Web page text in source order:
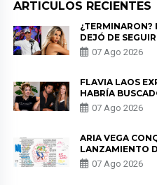
ARTICULOS RECIENTES
¿TERMINARON?
DEJÓ DE
HERRERA Y
DE PÓDCAST
07 Ago 2026
FLAVIA LAOS
HABRÍA
HEREDIA CON
DE LAS PARTES
07 Ago 2026
ARIA VEGA
LANZAMIENTO
07 Ago 2026